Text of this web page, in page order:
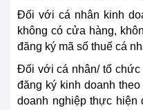
Đối với cá nhân kinh
không có cửa hàng,
đăng ký mã số thuế cá
Đối với cá nhân/ tổ chức
đăng ký kinh doanh
doanh nghiệp thực hiện